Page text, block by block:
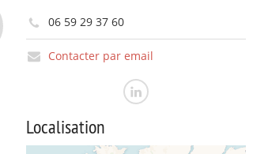
06 59 29 37 60
Contacter par email
Localisation